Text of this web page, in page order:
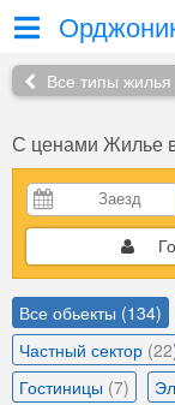
Все типы жилья
С ценами Жилье
Все обьекты (134)
Частный сектор
Гостиницы (7)